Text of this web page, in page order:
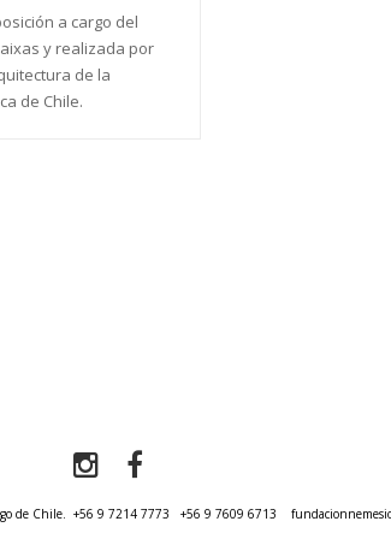
a cargo del
y realizada por
de la
de Chile.
de Chile. +56 9 7214 7773 +56 9 7609 6713